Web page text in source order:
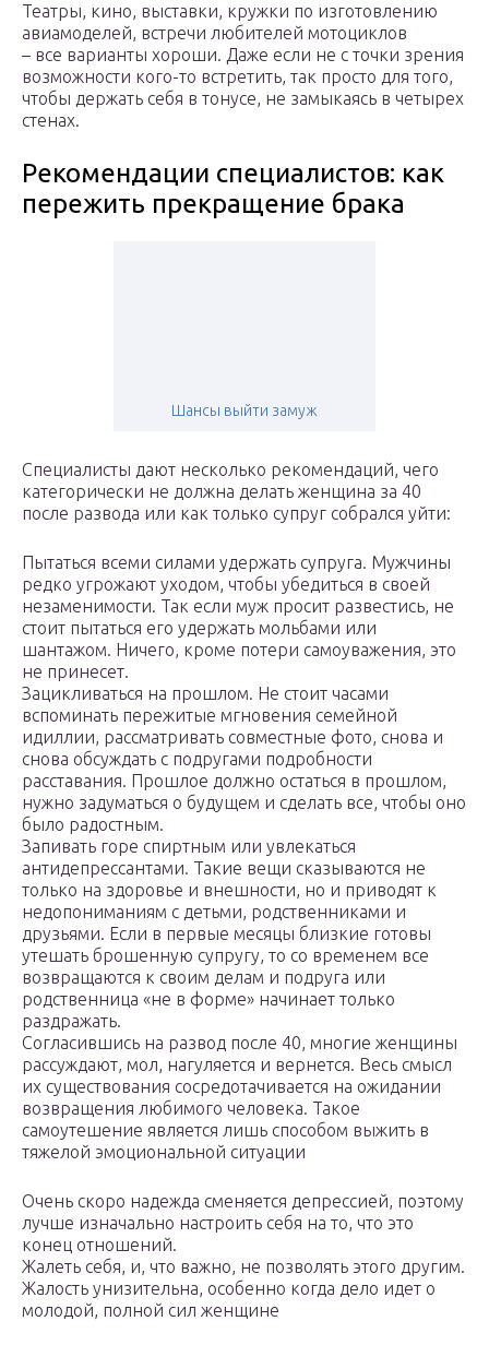
Театры, кино, выставки, кружки по изготовлению
авиамоделей, встречи любителей мотоциклов
– все варианты хороши. Даже если не с точки зрения
возможности кого-то встретить, так просто для того,
чтобы держать себя в тонусе, не замыкаясь в четырех
стенах.
Рекомендации специалистов: как
пережить прекращение брака
Шансы выйти замуж
Специалисты дают несколько рекомендаций, чего
категорически не должна делать женщина за 40
после развода или как только супруг собрался уйти:
Пытаться всеми силами удержать супруга. Мужчины
редко угрожают уходом, чтобы убедиться в своей
незаменимости. Так если муж просит развестись, не
стоит пытаться его удержать мольбами или
шантажом. Ничего, кроме потери самоуважения, это
не принесет.
Зацикливаться на прошлом. Не стоит часами
вспоминать пережитые мгновения семейной
идиллии, рассматривать совместные фото, снова и
снова обсуждать с подругами подробности
расставания. Прошлое должно остаться в прошлом,
нужно задуматься о будущем и сделать все, чтобы оно
было радостным.
Запивать горе спиртным или увлекаться
антидепрессантами. Такие вещи сказываются не
только на здоровье и внешности, но и приводят к
недопониманиям с детьми, родственниками и
друзьями. Если в первые месяцы близкие готовы
утешать брошенную супругу, то со временем все
возвращаются к своим делам и подруга или
родственница «не в форме» начинает только
раздражать.
Согласившись на развод после 40, многие женщины
рассуждают, мол, нагуляется и вернется. Весь смысл
их существования сосредотачивается на ожидании
возвращения любимого человека. Такое
самоутешение является лишь способом выжить в
тяжелой эмоциональной ситуации
Очень скоро надежда сменяется депрессией, поэтому
лучше изначально настроить себя на то, что это
конец отношений.
Жалеть себя, и, что важно, не позволять этого другим.
Жалость унизительна, особенно когда дело идет о
молодой, полной сил женщине